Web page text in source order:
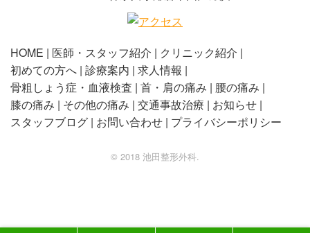
HOME 医師・スタッフ紹介
クリニック紹介
初めての方へ 診療案内 求人情報
骨粗しょう症・血液検査 首・肩の痛み
腰の痛み
膝の痛み
その他の痛み 交通事故治療
お知らせ
スタッフブログ お問い合わせ プライバシーポリシー
©️ 2018 池田整形外科.